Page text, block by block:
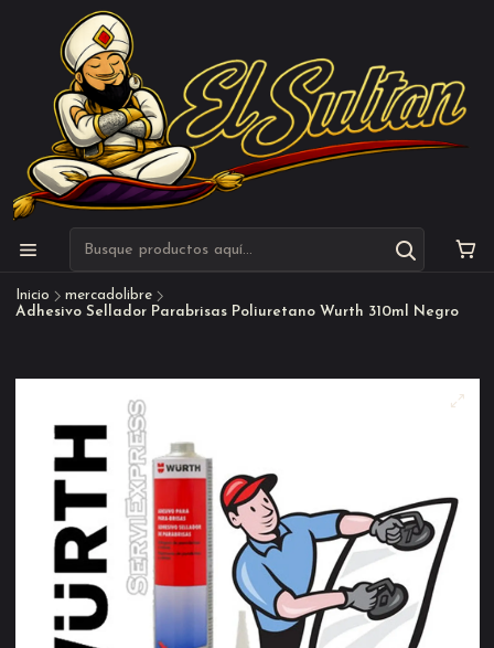
Inicio
mercadolibre
Adhesivo Sellador Parabrisas Poliuretano Wurth 310ml Negro